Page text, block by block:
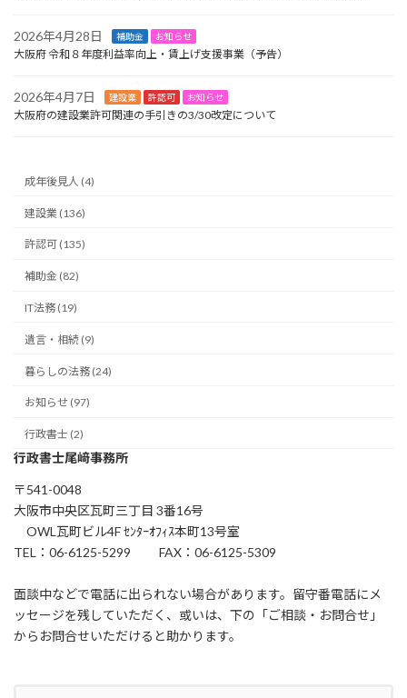
2026年4月28日 補助金 お知らせ
大阪府 令和８年度利益率向上・賃上げ支援事業（予告）
2026年4月7日 建設業 許認可 お知らせ
大阪府の建設業許可関連の手引きの3/30改定について
成年後見人 (4)
建設業 (136)
許認可 (135)
補助金 (82)
IT法務 (19)
遺言・相続 (9)
暮らしの法務 (24)
お知らせ (97)
行政書士 (2)
行政書士尾﨑事務所
〒541-0048
大阪市中央区瓦町三丁目 3番16号
OWL瓦町ビル4F ｾﾝﾀｰｵﾌｨｽ本町13号室
TEL：06-6125-5299 FAX：06-6125-5309
面談中などで電話に出られない場合があります。留守番電話にメ
ッセージを残していただく、或いは、下の「ご相談・お問合せ」
からお問合せいただけると助かります。